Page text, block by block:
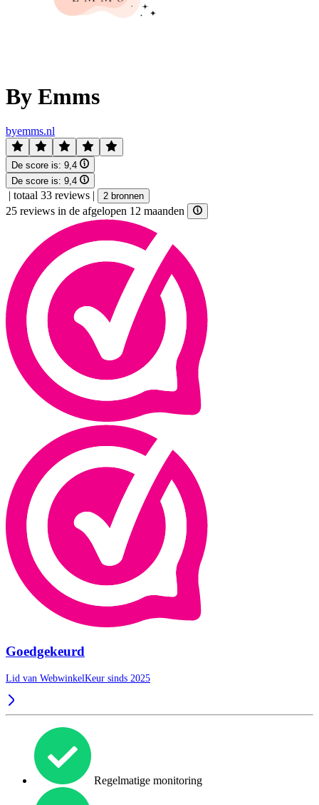
By Emms
byemms.nl
De score is: 9,4
De score is: 9,4
| totaal 33 reviews | 2 bronnen
25 reviews in de afgelopen 12 maanden
Goedgekeurd
Lid van WebwinkelKeur sinds 2025
Regelmatige monitoring